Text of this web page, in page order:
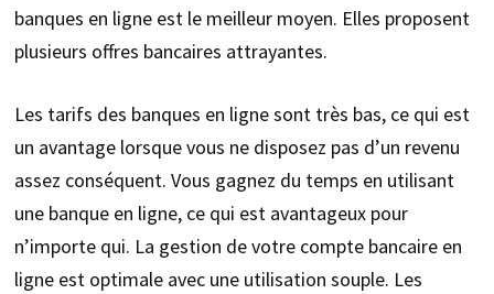
banques en ligne est le meilleur moyen. Elles proposent
plusieurs offres bancaires attrayantes.
Les tarifs des banques en ligne sont très bas, ce qui est
un avantage lorsque vous ne disposez pas d’un revenu
assez conséquent. Vous gagnez du temps en utilisant
une banque en ligne, ce qui est avantageux pour
n’importe qui. La gestion de votre compte bancaire en
ligne est optimale avec une utilisation souple. Les